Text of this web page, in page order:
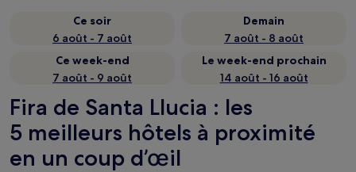
Ce soir
6 août - 7 août
Demain
7 août - 8 août
Ce week-end
7 août - 9 août
Le week-end prochain
14 août - 16 août
Fira de Santa Llucia : les
5 meilleurs hôtels à proximité
en un coup d’œil